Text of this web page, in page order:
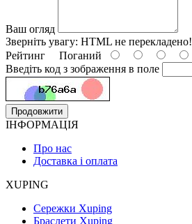
Ваш огляд
Зверніть увагу: HTML не перекладено!
Рейтинг Поганий
Введіть код з зображення в поле
Продовжити
ІНФОРМАЦІЯ
Про нас
Доставка і оплата
XUPING
Сережки Xuping
Браслети Xuping